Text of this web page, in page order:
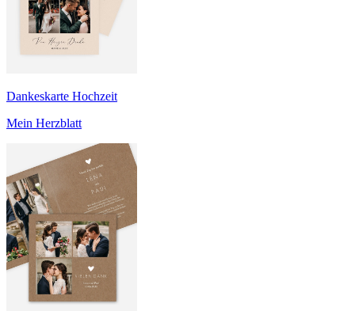
Dankeskarte Hochzeit
Mein Herzblatt